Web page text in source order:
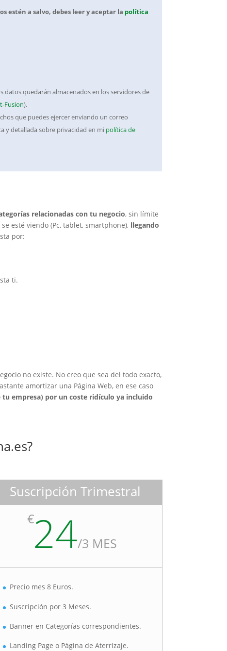
estén a salvo, debes leer y aceptar la política
datos quedarán almacenados en los servidores de
Fusion).
que puedes ejercer enviando un correo
y detallada sobre privacidad en mi política de
relacionadas con tu negocio, sin límite
esté viendo (Pc, tablet, smartphone), llegando
por:
ti.
no existe. No creo que sea del todo exacto,
amortizar una Página Web, en ese caso
empresa) por un coste ridículo ya incluido
Suscripción Trimestral
€24/3 MES
Precio mes 8 Euros.
Suscripción por 3 Meses.
Banner en Categorías correspondientes.
Landing Page o Página de Aterrizaje.